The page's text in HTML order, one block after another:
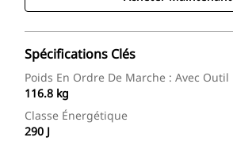
Spécifications Clés
Poids En Ordre De Marche : Avec Outil
116.8 kg
Classe Énergétique
290 J